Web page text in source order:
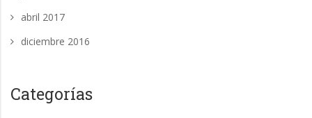
abril 2017
diciembre 2016
Categorías